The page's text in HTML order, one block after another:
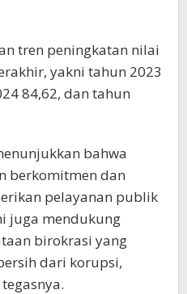
tren peningkatan nilai
yakni tahun 2023
84,62, dan tahun
bahwa
berkomitmen dan
pelayanan publik
juga mendukung
birokrasi yang
dari korupsi,